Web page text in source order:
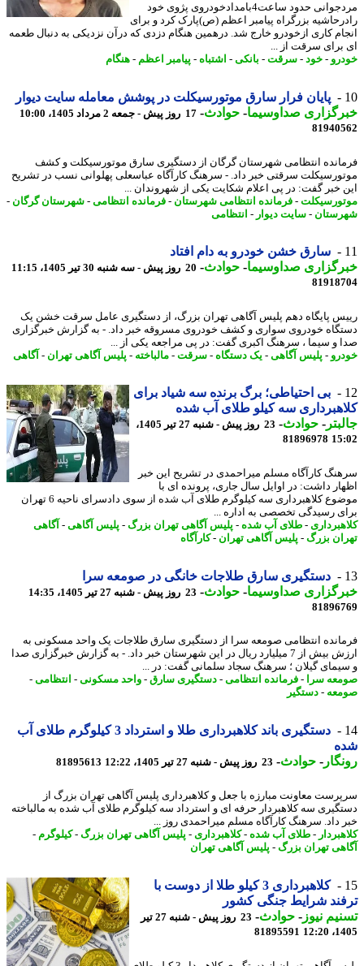
مردجوانی حدود ساعت4بامدادخودروی پژوی خود
بزرگراه پیامبر اعظم (ص)پارک کرد و برای
کاری ازخودرو خارج شد. درهمین هنگام دزدی که درآن نزدیکی به دنبال طعمه
سرقت از ...
-خود -سرقت-بانکی-اشتباه-پیامبر اعظم-هنگام
پایان فرار سارق موتورسیکلت در پوشش معامله سایت دیوار
صداوسیما-حوادث -17 روز پیش - جمعه 2 مرداد 1405، 10:00
انتظامی شهرستان گرگان از دستگیری سارق موتورسیکلت و کشف
سرقتی خبر داد. - سرهنگ کارآگاه عباسعلی پهلوانی نسب در تشریح
خبر گفت: در پی اعلام شکایت یکی از شهروندان ...
-فرمانده انتظامی شهرستان-فرمانده انتظامی-شهرستان گرگان -
-سایت دیوار-انتظامی
سارق خشن خودرو به دام افتاد
صداوسیما-حوادث -20 روز پیش - سه شنبه 30 تیر 1405، 11:15
پایگاه دهم پلیس آگاهی تهران بزرگ، از دستگیری عامل سرقت خشن یک
خودروی سواری و کشف خودروی مسروقه خبر داد. - به گزارش خبرگزاری
و سیما ، سرهنگ اکبری گفت: در پی مراجعه یکی از ...
-پلیس آگاهی-یک دستگاه-سرقت-مالباخته-پلیس آگاهی تهران- آگاهی
بی احتیاطی؛ برگ برنده سه شیاد برای
سه کیلو طلای آب شده
-حوادث -
23 روز پیش - شنبه 27 تیر 1405،
81896978
کارآگاه مسلم میراحمدی در تشریح این خبر
داشت: در اوایل سال جاری، پرونده ای با
موضوع کلاهبرداری سه کیلوگرم طلای آب شده از سوی دادسرای ناحیه 6 تهران
رسیدگی تخصصی به اداره ...
- طلای آب شده-پلیس آگاهی تهران بزرگ- پلیس آگاهی-آگاهی
بزرگ- پلیس آگاهی تهران- کارآگاه
دستگیری سارق طلاجات خانگی در صومعه سرا
صداوسیما-حوادث -23 روز پیش - شنبه 27 تیر 1405، 14:35
انتظامی صومعه سرا از دستگیری سارق طلاجات یک واحد مسکونی به
ارزش بیش از 7 میلیارد ریال در این شهرستان خبر داد. - به گزارش خبرگزاری صدا
گیلان ؛ سرهنگ سجاد سلمانی گفت: در ...
سرا -فرمانده انتظامی-دستگیری سارق- واحد مسکونی-انتظامی-
-دستگیر
دستگیری باند کلاهبرداری طلا و استرداد 3 کیلوگرم طلای آب
-حوادث -23 روز پیش - شنبه 27 تیر 1405، 12:22 81895613
معاونت مبارزه با جعل و کلاهبرداری پلیس آگاهی تهران بزرگ از
سه کلاهبردار حرفه ای و استرداد سه کیلوگرم طلای آب شده به مالباخته
داد. سرهنگ کارآگاه مسلم میراحمدی روز ...
-طلای آب شده-کلاهبرداری- پلیس آگاهی تهران بزرگ- کیلوگرم-
تهران بزرگ- پلیس آگاهی تهران
کلاهبرداری 3 کیلو طلا از دوست با
شرایط جنگی کشور
نیوز-حوادث -
23 روز پیش - شنبه 27 تیر
81895591